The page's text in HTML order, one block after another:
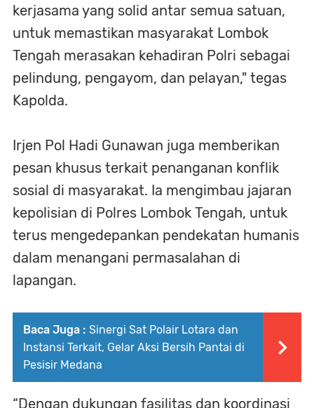
kerjasama yang solid antar semua satuan,
untuk memastikan masyarakat Lombok
Tengah merasakan kehadiran Polri sebagai
pelindung, pengayom, dan pelayan," tegas
Kapolda.
Irjen Pol Hadi Gunawan juga memberikan
pesan khusus terkait penanganan konflik
sosial di masyarakat. Ia mengimbau jajaran
kepolisian di Polres Lombok Tengah, untuk
terus mengedepankan pendekatan humanis
dalam menangani permasalahan di
lapangan.
Baca Juga : Sinergi Sat Polair Lotara dan
Instansi Terkait, Gelar Aksi Bersih Pantai di
Pesisir Medana
“Dengan dukungan fasilitas dan koordinasi